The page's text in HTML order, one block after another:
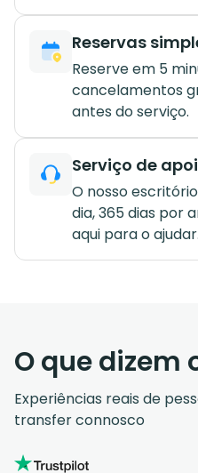
Reservas
Reserve em 5
cancelamentos
antes do serviço.
Serviço de
O nosso
dia, 365 dias por
aqui para o ajudar.
O que dizem
Experiências reais de
transfer connosco